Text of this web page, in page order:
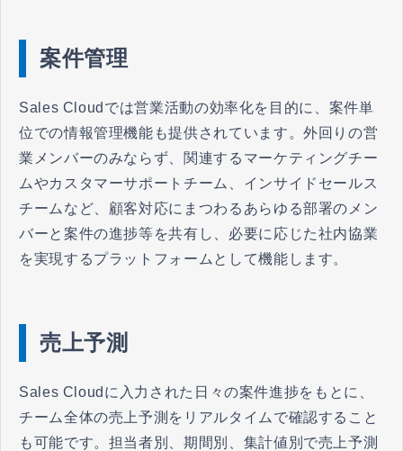
案件管理
Sales Cloudでは営業活動の効率化を目的に、案件単
位での情報管理機能も提供されています。外回りの営
業メンバーのみならず、関連するマーケティングチー
ムやカスタマーサポートチーム、インサイドセールス
チームなど、顧客対応にまつわるあらゆる部署のメン
バーと案件の進捗等を共有し、必要に応じた社内協業
を実現するプラットフォームとして機能します。
売上予測
Sales Cloudに入力された日々の案件進捗をもとに、
チーム全体の売上予測をリアルタイムで確認すること
も可能です。担当者別、期間別、集計値別で売上予測